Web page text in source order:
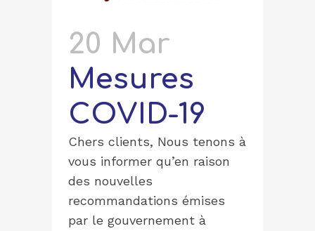
20 Mar
Mesures
COVID-19
Chers clients, Nous tenons à
vous informer qu’en raison
des nouvelles
recommandations émises
par le gouvernement à